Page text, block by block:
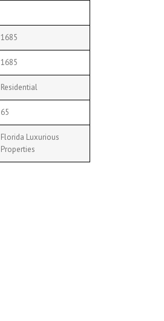
1685
1685
Residential
65
Florida Luxurious
Properties